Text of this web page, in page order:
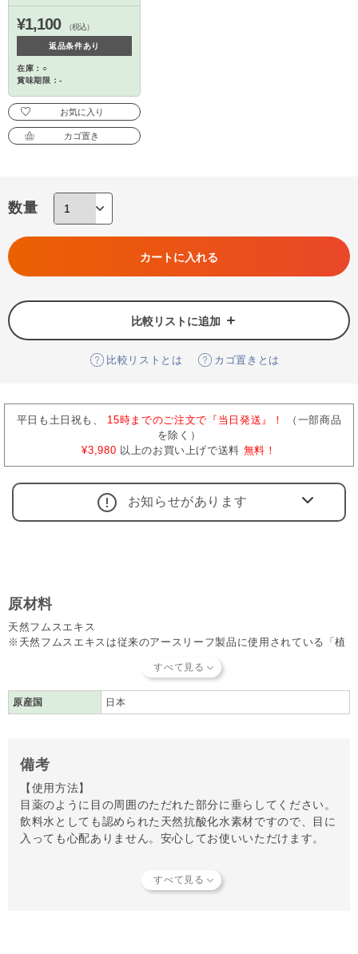
¥1,100 （税込）
返品条件あり
在庫：○
賞味期限：-
お気に入り
カゴ置き
数量
カートに入れる
比較リストに追加
比較リストとは カゴ置きとは
平日も土日祝も、 15時までのご注文で『当日発送』！
（一部商品
を除く）
¥3,980 以上のお買い上げで送料 無料！
お知らせがあります
原材料
天然フムスエキス
※天然フムスエキスは従来のアースリーフ製品に使用されている「植
原材料表記も変更となっております。
原産国 日本
備考
【使用方法】
目薬のように目の周囲のただれた部分に垂らしてください。
飲料水としても認められた天然抗酸化水素材ですので、目に
入っても心配ありません。安心してお使いいただけます。
開封後は2年半が使い切りの目安です。